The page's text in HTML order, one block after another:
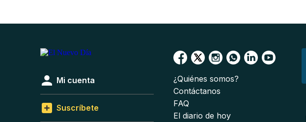
Mi cuenta
Suscríbete
¿Quiénes somos?
Contáctanos
FAQ
El diario de hoy